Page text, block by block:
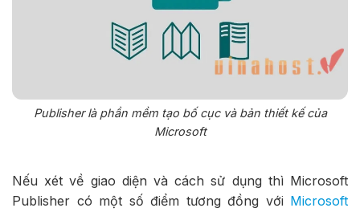
Publisher là phần mềm tạo bố cục và bản thiết kế của
Microsoft
Nếu xét về giao diện và cách sử dụng thì Microsoft
Publisher có một số điểm tương đồng với Microsoft